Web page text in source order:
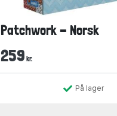
Patchwork - Norsk
259 kr.
På lager